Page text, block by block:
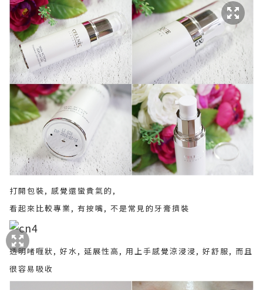
打開包裝, 感覺還蠻貴氣的,
看起來比較專業, 有按嘴, 不是常見的牙膏擠裝
透明啫喱狀, 好水, 延展性高, 用上手感覺涼浸浸, 好舒服, 而且
很容易吸收